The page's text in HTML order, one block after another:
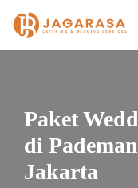
Paket
di
Jakarta